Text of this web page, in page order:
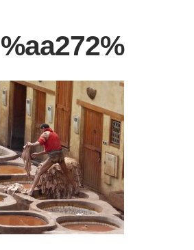
%d7%a9%d7%a7%d7%95%d7%a4%d7%99%d7%aa272